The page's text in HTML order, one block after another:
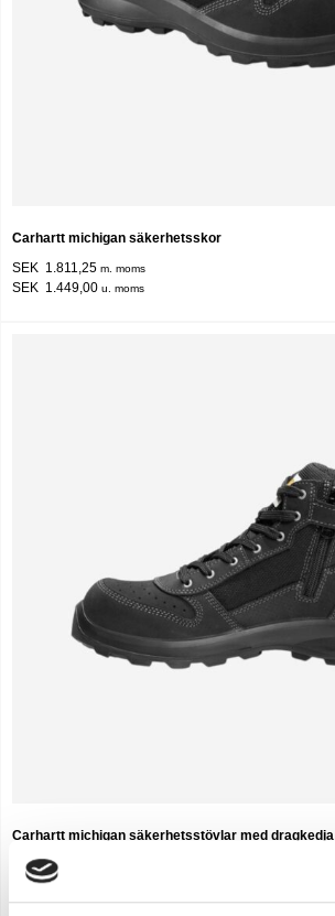
Carhartt michigan säkerhetsskor
SEK 1.811,25 m. moms
SEK 1.449,00 u. moms
Carhartt michigan säkerhetsstövlar med dragkedja
SEK 2.498,75
SEK 1.999,00